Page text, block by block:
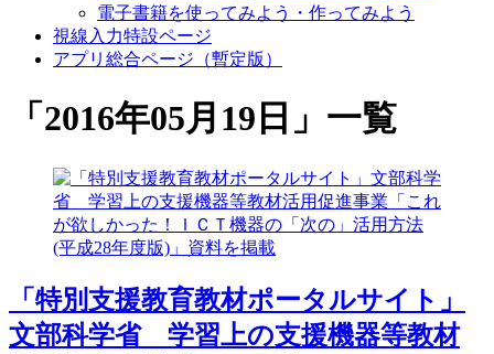
電子書籍を使ってみよう・作ってみよう
視線入力特設ページ
アプリ総合ページ（暫定版）
「 2016年05月19日 」 一覧
「特別支援教育教材ポータルサイト」
文部科学省 学習上の支援機器等教材